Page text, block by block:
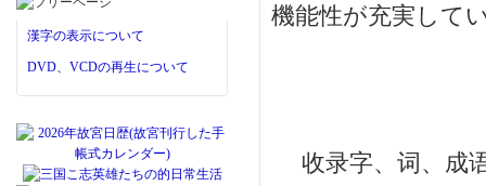
漢字の表示について
DVD、VCDの再生について
機能性が充実して
收录字、词、成